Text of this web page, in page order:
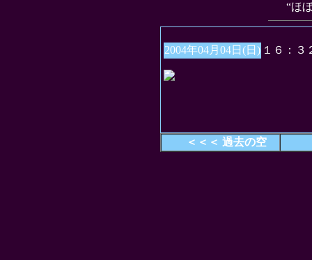
“ほ
2004年04月04日(日) １６：３
＜＜＜ 過去の空